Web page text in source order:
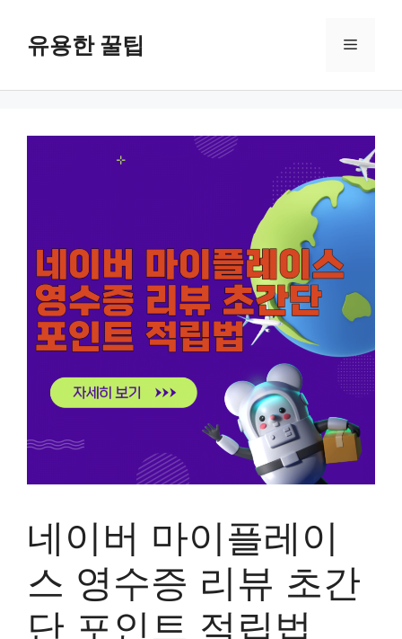
유용한 꿀팁 메
네이버 마이플레이
스 영수증 리뷰 초간
단 포인트 적립법